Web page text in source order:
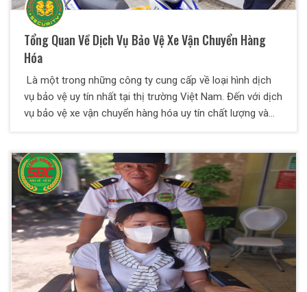
Tổng Quan Về Dịch Vụ Bảo Vệ Xe Vận Chuyển Hàng
Hóa
Là một trong những công ty cung cấp về loại hình dịch
vụ bảo vệ uy tín nhất tại thị trường Việt Nam. Đến với dịch
vụ bảo vệ xe vận chuyển hàng hóa uy tín chất lượng và
giúp phòng tránh mọi rủi ro xảy ra trong quá trình vận
chuyển hàng hóa và đảm bảo được độ an toàn cho hàng
hóa có giá trị cao cho khách hàng.